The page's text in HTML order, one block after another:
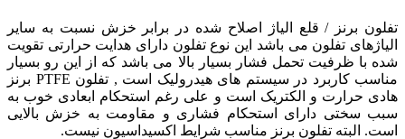
تفلون برنز / قلع الیاژ اصلاح شده در برابر خزش نسبت به سایر
الیاژهای تفلون می باشد این نوع تفلون دارای هدایت حرارتی تقویت
شده با ظرفیت تحمل فشار بسیار بالا می باشد که از این رو بسیار
مناسب کاربرد در سیستم های هیدرولیک است , تفلون PTFE برنز
هادی حرارت و الکتریک است و علی رغم استحکام ابعادی خوب به
سبب سختی دارای استحکام فشاری و مقاومت به خزش بالایی
است. البته تفلون برنز مناسب شرایط اکسیداسیون نیست.